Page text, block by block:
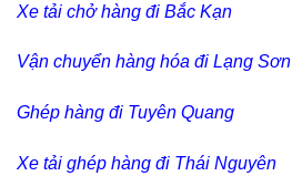
Xe tải chở hàng đi Bắc Kạn
Vận chuyển hàng hóa đi Lạng Sơn
Ghép hàng đi Tuyên Quang
Xe tải ghép hàng đi Thái Nguyên